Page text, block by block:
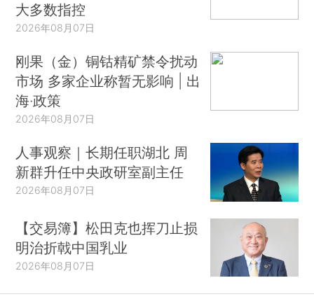
大多数指控
2026年08月07日
刚果（金）铜钴精矿禁令扰动
市场 多家企业称暂无影响 | 出
海·政策
2026年08月07日
人事观察｜长期任职湖北 周
新群升任中央政研室副主任
2026年08月07日
【交易簿】松田克也挥刀止损
明治折戟中国乳业
2026年08月07日